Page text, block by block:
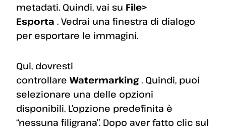
metadati. Quindi, vai su File>
Esporta . Vedrai una finestra di dialogo
per esportare le immagini.
Qui, dovresti
controllare Watermarking. Quindi, puoi
selezionare una delle opzioni
disponibili. L’opzione predefinita è
“nessuna filigrana”. Dopo aver fatto clic sul